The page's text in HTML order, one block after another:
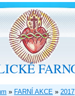
» FARNÍ AKCE » 2017